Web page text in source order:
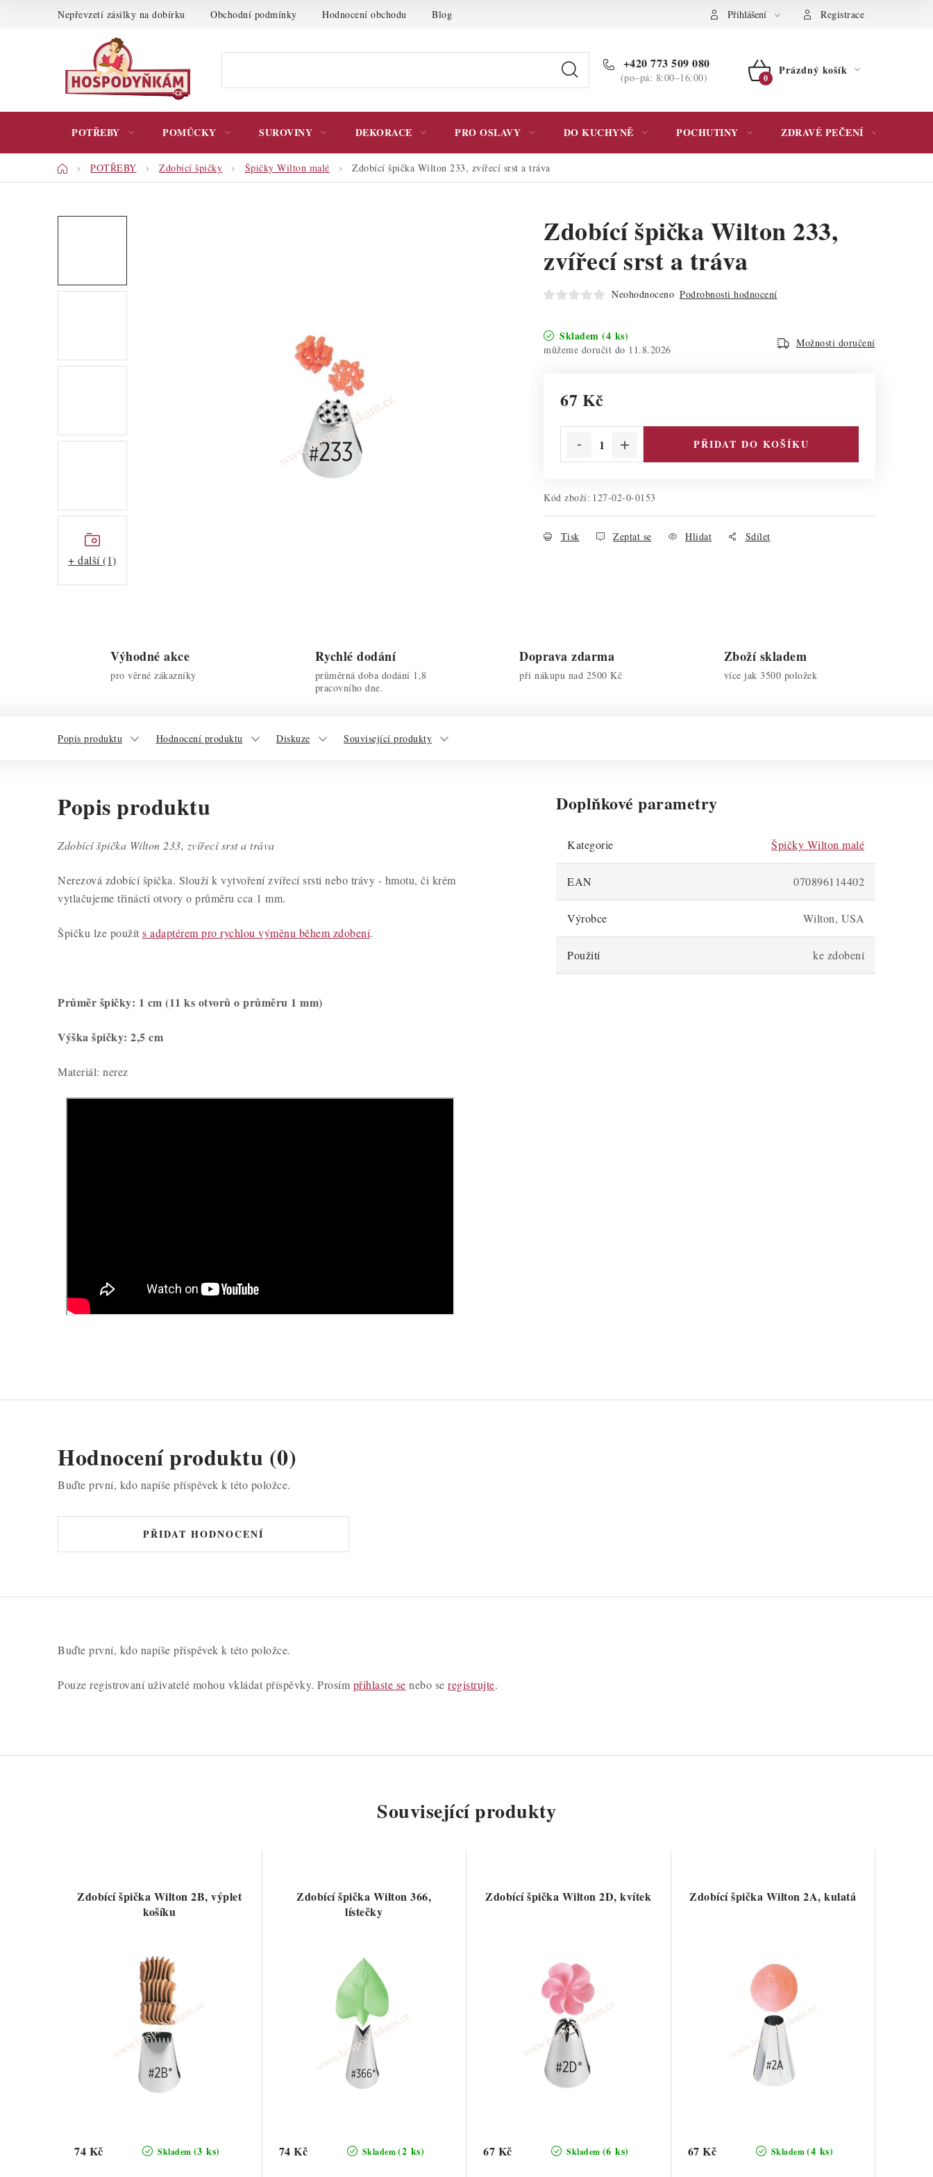
Nepřevzetí zásilky na dobírku Obchodní podmínky Hodnocení obchodu Blog Podmínky ochrany osobních údajů Přihlášení Registrace
+420 773 509 080
(po–pá: 8:00–16:00)
NÁKUPNÍ
Prázdný košík
POTŘEBY POMŮCKY SUROVINY DEKORACE PRO OSLAVY DO KUCHYNĚ POCHUTINY ZDRAVÉ PEČENÍ
DomůPOTŘEBY Zdobící špičky Špičky Wilton malé Zdobící špička Wilton 233, zvířecí srst a tráva
+ další (1)
Zdobící špička Wilton 233,
zvířecí srst a tráva
Neohodnoceno Podrobnosti hodnocení
Skladem (4 ks)
11.8.2026
Možnosti doručení
67 Kč
PŘIDAT DO KOŠÍKU
Kód zboží: 127-02-0-0153
Tisk Zeptat se Hlídat Sdílet
Výhodné akce
pro věrné zákazníky
Rychlé dodání
průměrná doba dodání 1,8
pracovního dne.
Doprava zdarma
při nákupu nad 2500 Kč
Zboží skladem
více jak 3500 položek
Popis produktu Hodnocení produktu Diskuze Související produkty
Popis produktu
Zdobící špička Wilton 233, zvířecí srst a tráva
Nerezová zdobící špička. Slouží k vytvoření zvířecí srsti nebo trávy - hmotu, či krém
vytlačujeme třinácti otvory o průměru cca 1 mm.
Špičku lze použít s adaptérem pro rychlou výměnu během zdobení.
Průměr špičky: 1 cm (11 ks otvorů o průměru 1 mm)
Výška špičky: 2,5 cm
Materiál: nerez
Doplňkové parametry
Kategorie Špičky Wilton malé
EAN 070896114402
Výrobce Wilton, USA
Použití ke zdobení
Hodnocení produktu (0)
Buďte první, kdo napíše příspěvek k této položce.
PŘIDAT HODNOCENÍ
Buďte první, kdo napíše příspěvek k této položce.
Pouze registrovaní uživatelé mohou vkládat příspěvky. Prosím přihlaste se nebo se registrujte.
Související produkty
Zdobící špička Wilton 2B, výplet
košíku
Skladem (3 ks)
74 Kč
Zdobící špička Wilton 366,
lístečky
Skladem(2 ks)
74 Kč
Zdobící špička Wilton 2D, kvítek
Skladem (6 ks)
67 Kč
Zdobící špička Wilton 2A, kulatá
Skladem(4 ks)
67 Kč